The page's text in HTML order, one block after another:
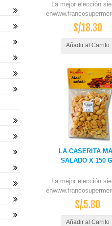
La mejor elección
S/.18.30
Añadir al Carrito
LA CASERITA
SALADO X 150
La mejor elección
S/.5.80
Añadir al Carrito